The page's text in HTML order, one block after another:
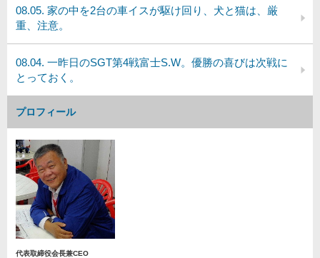
08.05. 家の中を2台の車イスが駆け回り、犬と猫は、厳
重、注意。
08.04. 一昨日のSGT第4戦富士S.W。優勝の喜びは次戦に
とっておく。
プロフィール
代表取締役会長兼CEO